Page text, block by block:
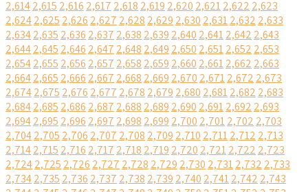
2,6142,615 2,616 2,617 2,618 2,619 2,620 2,6212,622 2,623
2,6242,625 2,626 2,627 2,628 2,629 2,630 2,6312,632 2,633
2,6342,635 2,636 2,637 2,638 2,639 2,640 2,6412,642 2,643
2,6442,645 2,646 2,647 2,648 2,649 2,650 2,6512,652 2,653
2,6542,655 2,656 2,657 2,658 2,659 2,660 2,6612,662 2,663
2,6642,665 2,666 2,667 2,668 2,669 2,670 2,6712,672 2,673
2,6742,675 2,676 2,677 2,678 2,679 2,680 2,6812,682 2,683
2,6842,685 2,686 2,687 2,688 2,689 2,690 2,6912,692 2,693
2,6942,695 2,696 2,697 2,698 2,699 2,700 2,7012,702 2,703
2,7042,705 2,706 2,707 2,708 2,709 2,710 2,7112,712 2,713
2,7142,715 2,716 2,717 2,718 2,719 2,720 2,7212,722 2,723
2,7242,725 2,726 2,727 2,728 2,729 2,730 2,7312,732 2,733
2,7342,735 2,736 2,737 2,738 2,739 2,740 2,7412,742 2,743